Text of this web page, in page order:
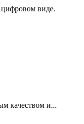
цифровом виде.
качеством и...